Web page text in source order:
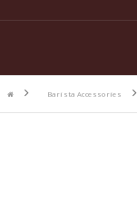
Barista Accessories